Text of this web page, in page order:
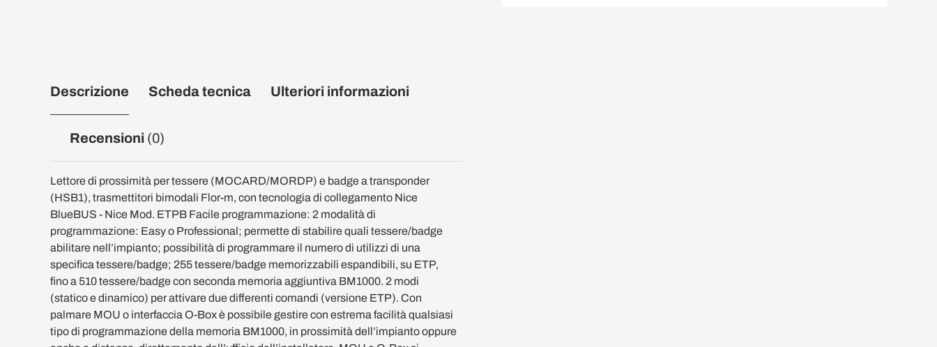
Descrizione
Lettore di prossimità per tessere (MOCARD/MORDP) e badge a transponder
(HSB1), trasmettitori bimodali Flor-m, con tecnologia di collegamento Nice
BlueBUS - Nice Mod. ETPB Facile programmazione: 2 modalità di
programmazione: Easy o Professional; permette di stabilire quali tessere/badge
abilitare nell’impianto; possibilità di programmare il numero di utilizzi di una
specifica tessere/badge; 255 tessere/badge memorizzabili espandibili, su ETP,
fino a 510 tessere/badge con seconda memoria aggiuntiva BM1000. 2 modi
(statico e dinamico) per attivare due differenti comandi (versione ETP). Con
palmare MOU o interfaccia O-Box è possibile gestire con estrema facilità qualsiasi
tipo di programmazione della memoria BM1000, in prossimità dell’impianto oppure
Scheda tecnica Ulteriori informazioni
Recensioni (0)